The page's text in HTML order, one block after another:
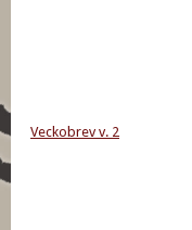
Veckobrev v. 2